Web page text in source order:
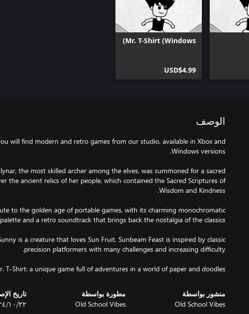
Mr. T-Shirt (Windows)
USD$4.99
الوصف
will find modern and retro games from our studio, available in Xbox and
the most skilled archer among the elves, was summoned for a sacred
the ancient relics of her people, which contained the Sacred Scriptures of
to the golden age of portable games, with its charming monochromatic
is a creature that loves Sun Fruit. Sunbeam Feast is inspired by classic
T-Shirt: a unique game full of adventures in a world of paper and doodles.
منشور بواسطة
Old School Vibes
مطورة بواسطة
Old School Vibes
تاريخ
٢٢‏/١٠‏/٢٠٢٤